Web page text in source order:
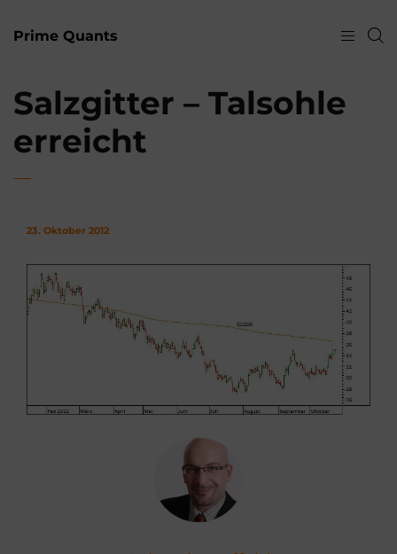
Prime Quants
Salzgitter – Talsohle
erreicht
23. Oktober 2012